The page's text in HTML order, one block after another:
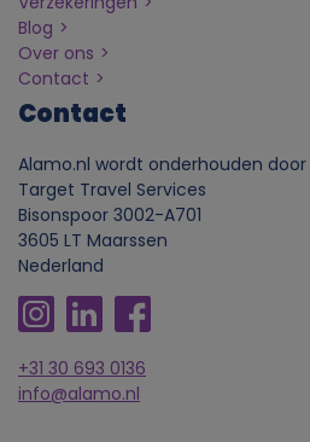
Blog
Over ons
Contact
Contact
Alamo.nl wordt onderhouden door
Target Travel Services
Bisonspoor 3002-A701
3605 LT Maarssen
Nederland
+31 30 693 0136
info@alamo.nl
n
s
e
n
c
o
o